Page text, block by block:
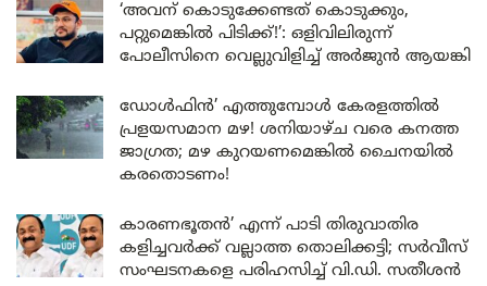
‘അവന് കൊടുക്കേണ്ടത് കൊടുക്കും,
പറ്റുമെങ്കിൽ പിടിക്ക്!’: ഒളിവിലിരുന്ന്
പോലീസിനെ വെല്ലുവിളിച്ച് അർജുൻ ആയങ്കി
ഡോൾഫിൻ’ എത്തുമ്പോൾ കേരളത്തിൽ
പ്രളയസമാന മഴ! ശനിയാഴ്ച വരെ കനത്ത
ജാഗ്രത; മഴ കുറയണമെങ്കിൽ ചൈനയിൽ
കരതൊടണം!
കാരണഭൂതൻ’ എന്ന് പാടി തിരുവാതിര
കളിച്ചവർക്ക് വല്ലാത്ത തൊലിക്കട്ടി; സർവീസ്
സംഘടനകളെ പരിഹസിച്ച് വി.ഡി. സതീശൻ